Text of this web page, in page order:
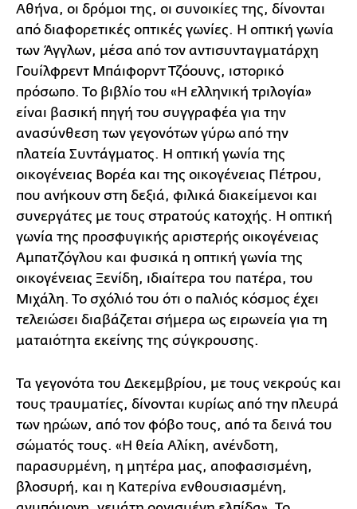
Αθήνα, οι δρόμοι της, οι συνοικίες της, δίνονται
από διαφορετικές οπτικές γωνίες. Η οπτική γωνία
των Άγγλων, μέσα από τον αντισυνταγματάρχη
Γουίλφρεντ Μπάιφορντ Τζόουνς, ιστορικό
πρόσωπο. Το βιβλίο του «Η ελληνική τριλογία»
είναι βασική πηγή του συγγραφέα για την
ανασύνθεση των γεγονότων γύρω από την
πλατεία Συντάγματος. Η οπτική γωνία της
οικογένειας Βορέα και της οικογένειας Πέτρου,
που ανήκουν στη δεξιά, φιλικά διακείμενοι και
συνεργάτες με τους στρατούς κατοχής. Η οπτική
γωνία της προσφυγικής αριστερής οικογένειας
Αμπατζόγλου και φυσικά η οπτική γωνία της
οικογένειας Ξενίδη, ιδιαίτερα του πατέρα, του
Μιχάλη. Το σχόλιό του ότι ο παλιός κόσμος έχει
τελειώσει διαβάζεται σήμερα ως ειρωνεία για τη
ματαιότητα εκείνης της σύγκρουσης.
Τα γεγονότα του Δεκεμβρίου, με τους νεκρούς και
τους τραυματίες, δίνονται κυρίως από την πλευρά
των ηρώων, από τον φόβο τους, από τα δεινά του
σώματός τους. «Η θεία Αλίκη, ανένδοτη,
παρασυρμένη, η μητέρα μας, αποφασισμένη,
βλοσυρή, και η Κατερίνα ενθουσιασμένη,